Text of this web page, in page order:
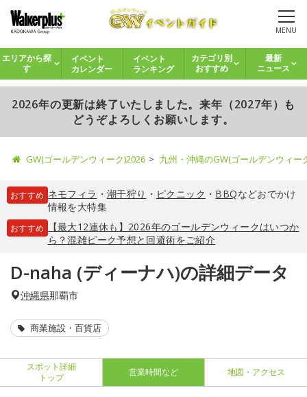
MENU
エリアから探
す
イベント
カレンダー
イベント
ランキング
カテゴリ別
おすすめ
最新
ニュース
2026年の更新は終了いたしました。来年（2027年）も
どうぞよろしくお願いします。
GW(ゴールデンウィーク)2026 九州・沖縄のGW(ゴールデンウィ
おすすめ ネモフィラ ・ 潮干狩り ・ ピクニック ・ BBQなどおでかけ
情報を大特集
おすすめ
【最大12連休も】2026年のゴールデンウィークはいつか
ら？混雑ピーク予想と回避術をご紹介
D-naha (ディーナハ)の詳細データ
沖縄県那覇市
商業施設・百貨店
スポット詳細
トップ
営業時間など 地図・アクセス